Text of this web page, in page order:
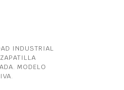
INDUSTRIAL
MODELO